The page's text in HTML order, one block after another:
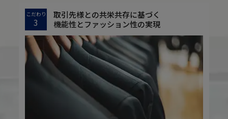
こだわり
3
取引先様との共栄共存に基づく
機能性とファッション性の実現